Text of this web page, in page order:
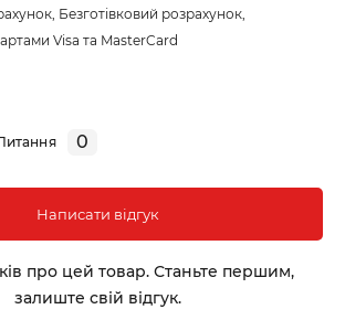
Безготівковий розрахунок,
Visa та MasterCard
0
Написати відгук
про цей товар. Станьте першим,
залиште свій відгук.